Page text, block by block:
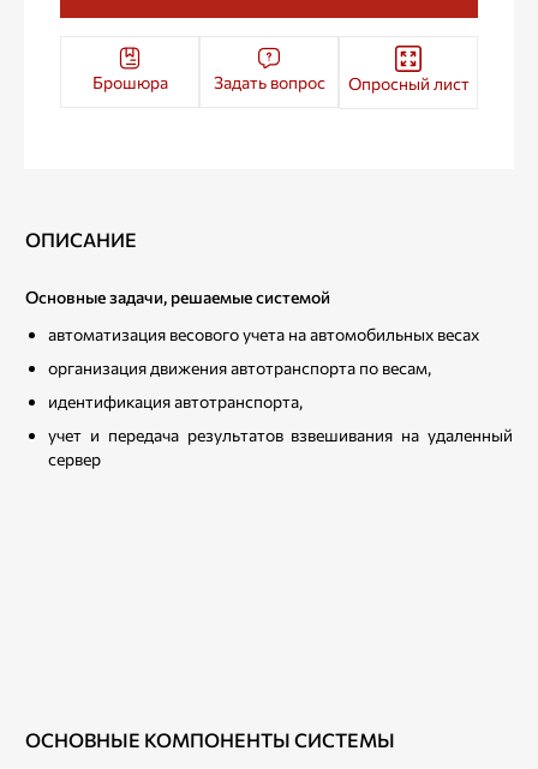
Брошюра Задать вопрос Опросный лист
ОПИСАНИЕ
Основные задачи, решаемые системой
автоматизация весового учета на автомобильных весах
организация движения автотранспорта по весам,
идентификация автотранспорта,
учет и передача результатов взвешивания на удаленный
сервер
ОСНОВНЫЕ КОМПОНЕНТЫ СИСТЕМЫ